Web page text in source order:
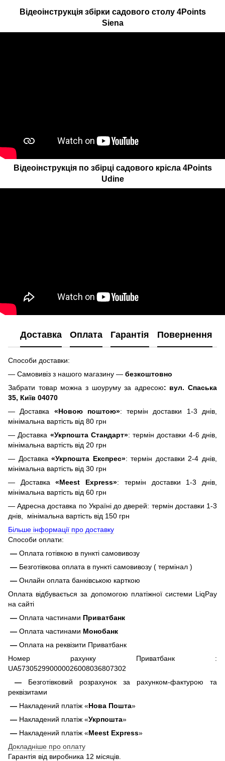
Відеоінструкція збірки садового столу 4Points
Siena
Відеоінструкція по збірці садового крісла 4Points
Udine
Доставка Оплата Гарантія Повернення
Способи доставки:
— Самовивіз з нашого магазину — безкоштовно
Забрати товар можна з шоуруму за адресою: вул. Спаська
35, Київ 04070
— Доставка «Новою поштою»: термін доставки 1-3 днів,
мінімальна вартість від 80 грн
— Доставка «Укрпошта Стандарт»: термін доставки 4-6 днів,
мінімальна вартість від 20 грн
— Доставка«Укрпошта Експрес»: термін доставки 2-4 днів,
мінімальна вартість від 30 грн
— Доставка«Meest Express»: термін доставки 1-3 днів,
мінімальна вартість від 60 грн
— Адресна доставка по Україні до дверей: термін доставки 1-3
днів, мінімальна вартість від 150 грн
Більше інформації про доставку
Способи оплати:
— Оплата готівкою в пункті самовивозу
— Безготівкова оплата в пункті самовивозу ( термінал )
— Онлайн оплата банківською карткою
Оплата відбувається за допомогою платіжної системи LiqPay
на сайті
— Оплата частинами Приватбанк
— Оплата частинами Монобанк
— Оплата на реквізити Приватбанк
Номер рахунку Приватбанк :
UA573052990000026008036807302
— Безготівковий розрахунок за рахунком-фактурою та
реквізитами
— Накладений платіж «Нова Пошта»
— Накладений платіж «Укрпошта»
— Накладений платіж «Meest Express»
Докладніше про оплату
Гарантія від виробника 12 місяців.